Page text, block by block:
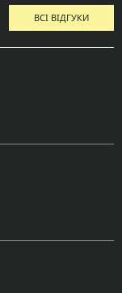
ВСІ ВІДГУКИ